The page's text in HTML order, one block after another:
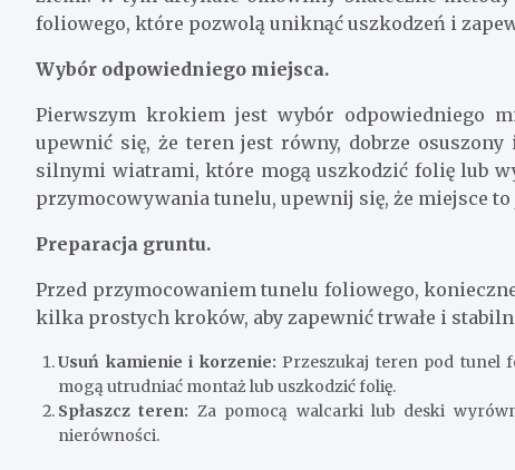
foliowego, które pozwolą uniknąć uszkodzeń i
Wybór odpowiedniego miejsca.
Pierwszym krokiem jest wybór odpowiedniego
upewnić się, że teren jest równy, dobrze
silnymi wiatrami, które mogą uszkodzić folię lub
przymocowywania tunelu, upewnij się, że miejsce
Preparacja gruntu.
Przed przymocowaniem tunelu foliowego,
kilka prostych kroków, aby zapewnić trwałe i
Usuń kamienie i korzenie: Przeszukaj teren pod tunel
mogą utrudniać montaż lub uszkodzić folię.
Spłaszcz teren: Za pomocą walcarki lub deski
nierówności.